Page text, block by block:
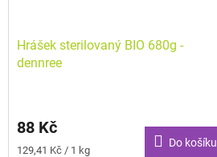
Hrášek sterilovaný BIO 680g -
dennree
88 Kč
Měrná
129,41 Kč / 1 kg
Do košíku